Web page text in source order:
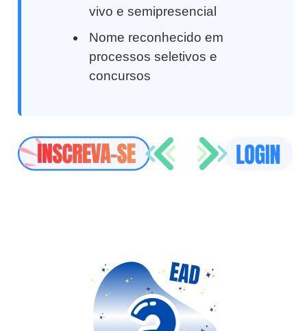
vivo e semipresencial
Nome reconhecido em
processos seletivos e
concursos